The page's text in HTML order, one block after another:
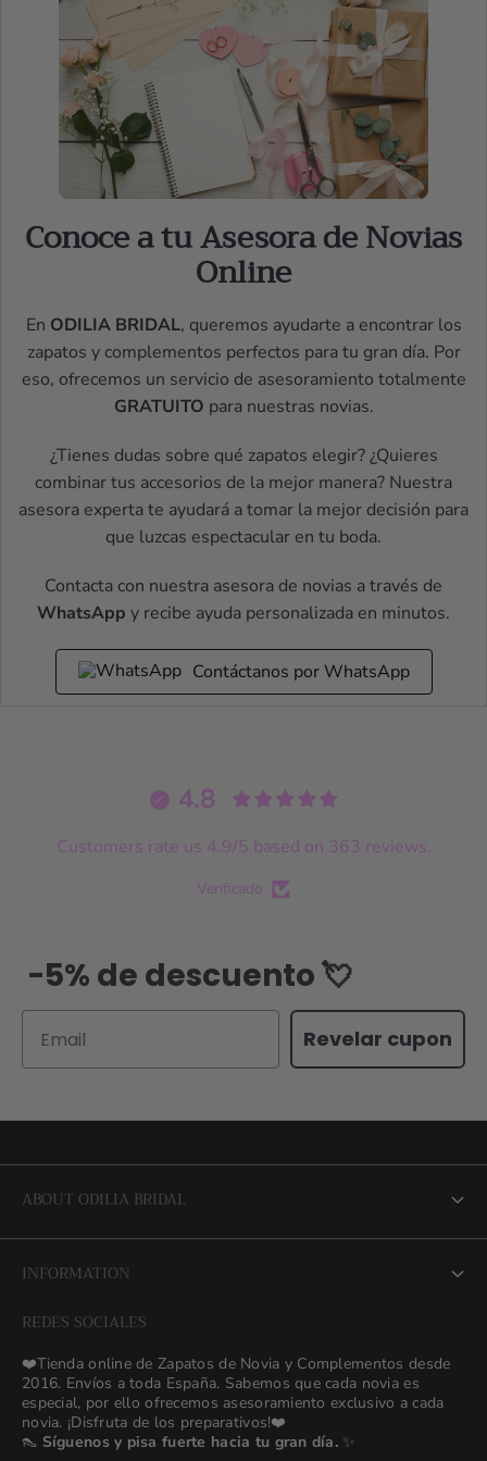
Conoce a tu Asesora de Novias
Online
En ODILIA BRIDAL, queremos ayudarte a encontrar los
zapatos y complementos perfectos para tu gran día. Por
eso, ofrecemos un servicio de asesoramiento totalmente
GRATUITO para nuestras novias.
¿Tienes dudas sobre qué zapatos elegir? ¿Quieres
combinar tus accesorios de la mejor manera? Nuestra
asesora experta te ayudará a tomar la mejor decisión para
que luzcas espectacular en tu boda.
Contacta con nuestra asesora de novias a través de
WhatsApp y recibe ayuda personalizada en minutos.
Contáctanos por WhatsApp
4.8
Customers rate us 4.9/5 based on 363 reviews.
Verificado
-5% de descuento 💘
Revelar cupon
REDES SOCIALES
❤️Tienda online de Zapatos de Novia y Complementos desde
2016. Envíos a toda España. Sabemos que cada novia es
especial, por ello ofrecemos asesoramiento exclusivo a cada
novia. ¡Disfruta de los preparativos!❤️
👠 Síguenos y pisa fuerte hacia tu gran día. ✨
ABOUT ODILIA BRIDAL
Search
contact us
INFORMATION
⭐ Opiniones de Nuestras Novias 👰🏻
💒 Novias Reales 💍✨
🚚 Envío y Cambios